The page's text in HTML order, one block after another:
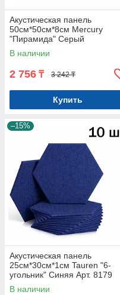
Акустическая панель
50см*50см*8см Mercury
"Пирамида" Серый
В наличии
2 756 ₸ 3 242 ₸
Купить
–15%
Акустическая панель
25см*30см*1см Tauren "6-
угольник" Синяя Арт. 8179
В наличии